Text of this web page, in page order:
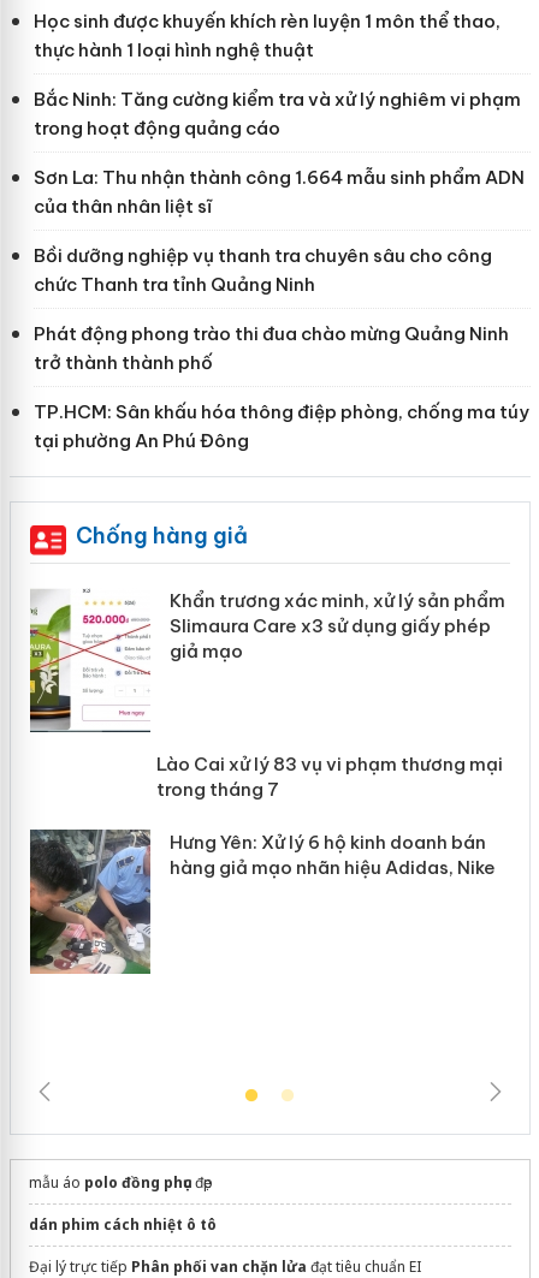
Học sinh được khuyến khích rèn luyện 1 môn thể thao,
thực hành 1 loại hình nghệ thuật
Bắc Ninh: Tăng cường kiểm tra và xử lý nghiêm vi phạm
trong hoạt động quảng cáo
Sơn La: Thu nhận thành công 1.664 mẫu sinh phẩm ADN
của thân nhân liệt sĩ
Bồi dưỡng nghiệp vụ thanh tra chuyên sâu cho công
chức Thanh tra tỉnh Quảng Ninh
Phát động phong trào thi đua chào mừng Quảng Ninh
trở thành thành phố
TP.HCM: Sân khấu hóa thông điệp phòng, chống ma túy
tại phường An Phú Đông
Chống hàng giả
Khẩn trương xác minh, xử lý sản phẩm
Slimaura Care x3 sử dụng giấy phép
giả mạo
Lào Cai xử lý 83 vụ vi phạm thương
mại trong tháng 7
mẫu áo polo đồng phụcđẹp
dán phim cách nhiệt ô tô
Đại lý trực tiếp Phân phối van chặn lửa đạt tiêu chuẩn EI